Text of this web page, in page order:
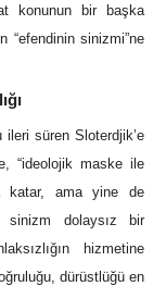
konunun bir başka
“efendinin sinizmi”ne
ileri süren Sloterdjik’e
“ideolojik maske ile
katar, ama yine de
dolaysız bir
hizmetine
dürüstlüğü en